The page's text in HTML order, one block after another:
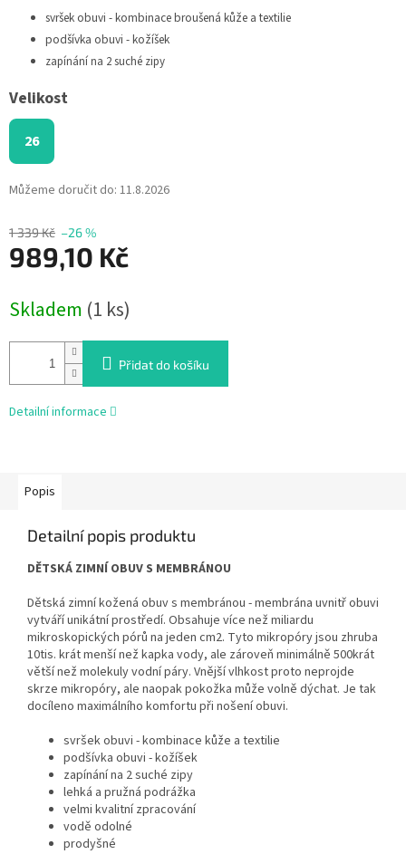
1 339 Kč –26 %
989,10 Kč
cena:
Skladem (1 ks)
Velikost
26
Můžeme doručit do: 11.8.2026
Přidat do košíku
svršek obuvi - kombinace broušená kůže a textilie
podšívka obuvi - kožíšek
zapínání na 2 suché zipy
Detailní informace
Popis
Detailní popis produktu
DĚTSKÁ ZIMNÍ OBUV S MEMBRÁNOU
Dětská zimní kožená obuv s membránou - membrána uvnitř obuvi
vytváří unikátní prostředí. Obsahuje více než miliardu
mikroskopických pórů na jeden cm2. Tyto mikropóry jsou zhruba
10tis. krát menší než kapka vody, ale zároveň minimálně 500krát
větší než molekuly vodní páry. Vnější vlhkost proto neprojde
skrze mikropóry, ale naopak pokožka může volně dýchat. Je tak
docíleno maximálního komfortu při nošení obuvi.
svršek obuvi - kombinace kůže a textilie
podšívka obuvi - kožíšek
zapínání na 2 suché zipy
lehká a pružná podrážka
velmi kvalitní zpracování
vodě odolné
prodyšné